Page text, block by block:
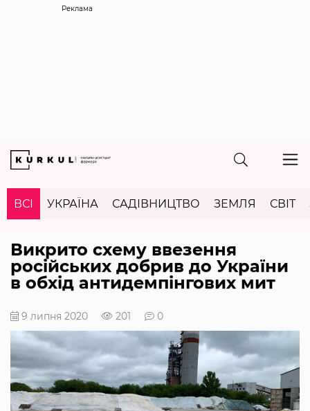
Реклама
ВСІ УКРАЇНА САДІВНИЦТВО ЗЕМЛЯ СВІТ
Викрито схему ввезення
російських добрив до України
в обхід антидемпінгових мит
9 липня 2020 201 0